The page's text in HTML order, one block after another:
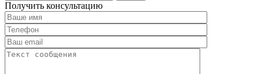
Получить консультацию